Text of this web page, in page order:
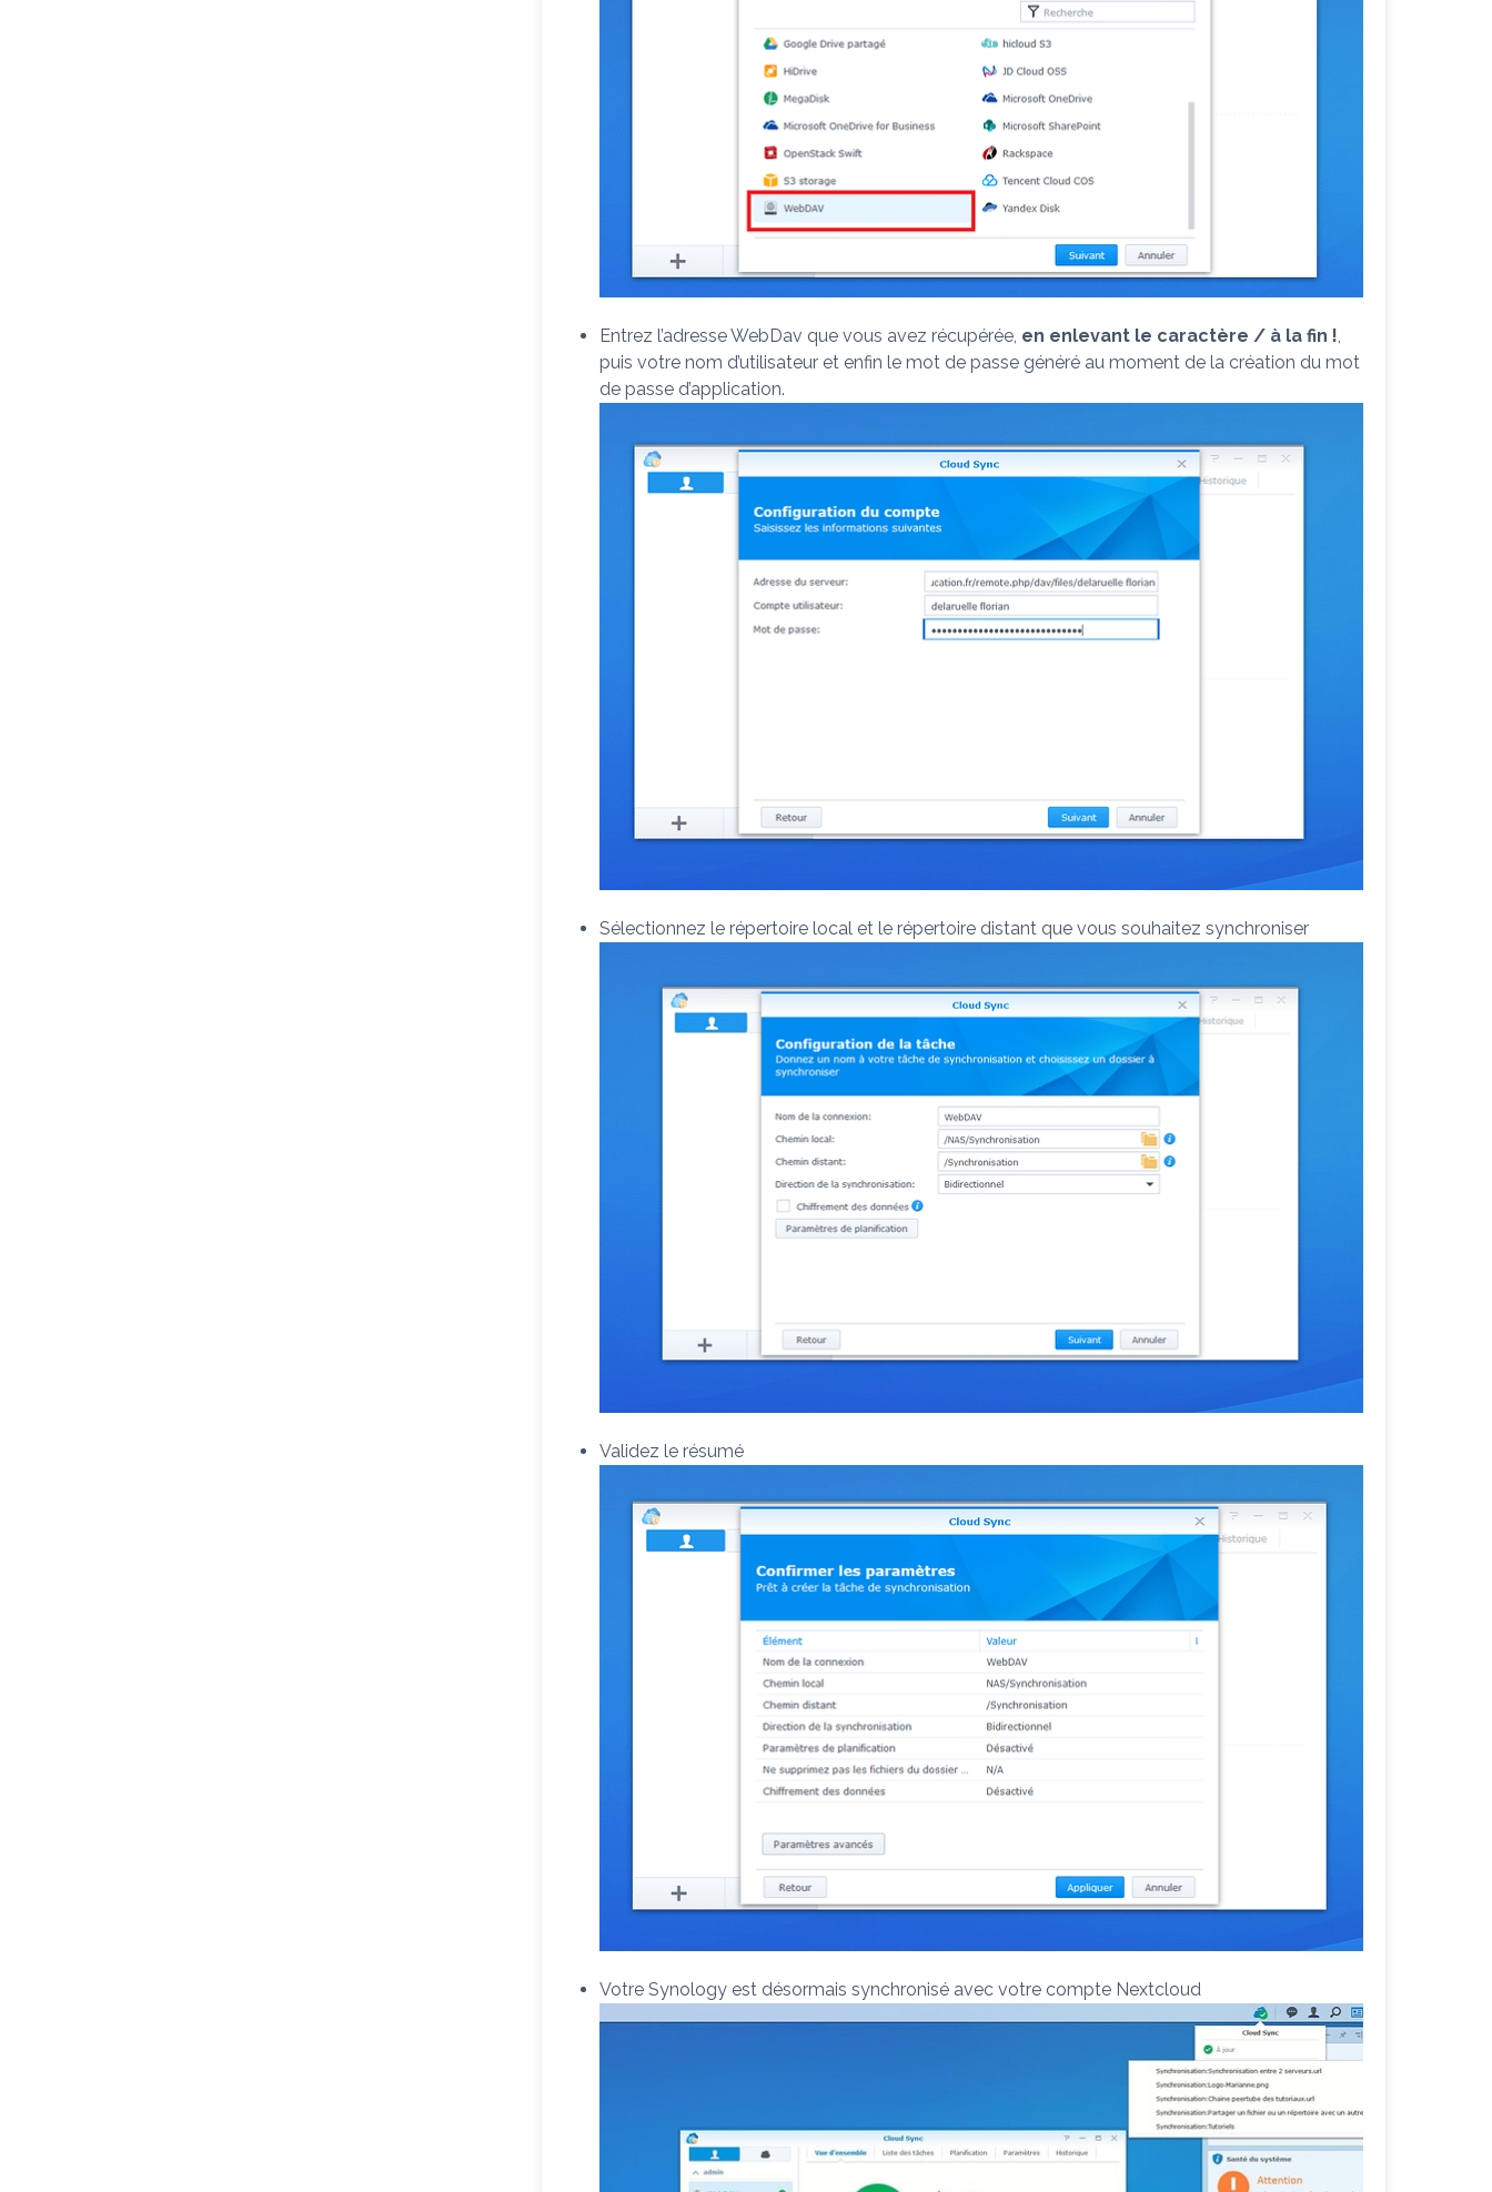
Entrez l’adresse WebDav que vous avez récupérée, en enlevant le caractère / à la fin !,
puis votre nom d’utilisateur et enfin le mot de passe généré au moment de la création du mot
de passe d’application.
Sélectionnez le répertoire local et le répertoire distant que vous souhaitez synchroniser
Validez le résumé
Votre Synology est désormais synchronisé avec votre compte Nextcloud